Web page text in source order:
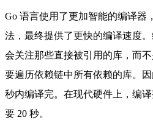
Go 语言使用了更加智能的编译器
法，最终提供了更快的编译速度
会关注那些直接被引用的库，而不
要遍历依赖链中所有依赖的库。
秒内编译完。在现代硬件上，编
要 20 秒。